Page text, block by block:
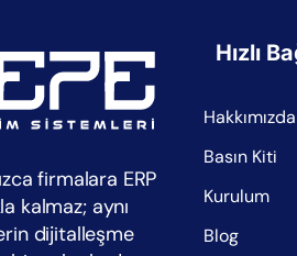
firmalara ERP
kalmaz; aynı
dijitalleşme
Hızlı
Hakkımızda
Basın Kiti
Kurulum
Blog